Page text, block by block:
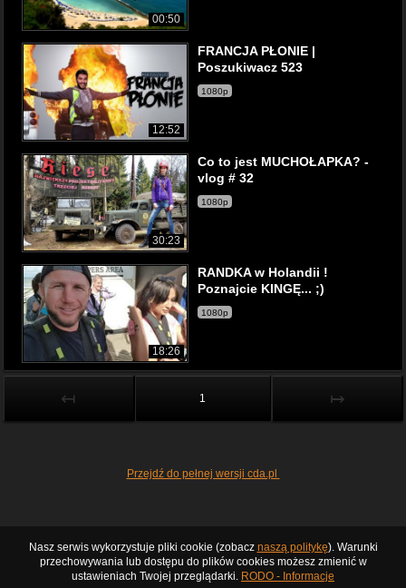
00:50
12:52
FRANCJA PŁONIE |
Poszukiwacz 523
1080p
30:23
Co to jest MUCHOŁAPKA? -
vlog # 32
1080p
18:26
RANDKA w Holandii !
Poznajcie KINGĘ... ;)
1080p
↤ 1 ↦
Przejdź do pełnej wersji cda.pl
Nasz serwis wykorzystuje pliki cookie (zobacz naszą politykę). Warunki
przechowywania lub dostępu do plików cookies możesz zmienić w
ustawieniach Twojej przeglądarki. RODO - Informacje